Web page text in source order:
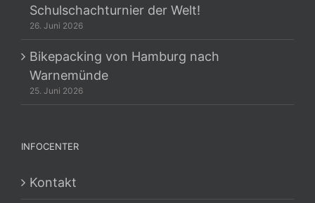
Schulschachturnier der Welt!
26. Juni 2026
Bikepacking von Hamburg nach
Warnemünde
25. Juni 2026
INFOCENTER
Kontakt